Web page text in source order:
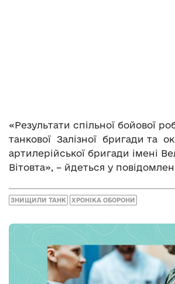
«Результати спільної бойової
танкової Залізної бригади та
артилерійської бригади імені
Вітовта», – йдеться у
ЗНИЩИЛИ ТАНК ХРОНІКА ОБОРОНИ